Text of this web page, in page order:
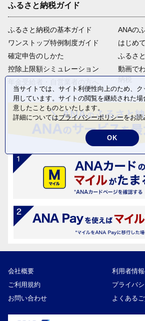
ふるさと納税ガイド
ふるさと納税の基本ガイド
ワンストップ特例制度ガイド
確定申告のしかた
控除上限額シミュレーション
ANAの
はじめ
ふるさ
動画で
会社概要
利用者情
ご利用規約
プライバ
お問い合わせ
よくある
当サイトでは、サイト利便性向上のため、
用しています。サイトの閲覧を継続された場
意したことものといたします。
詳細についてはプライバシーポリシーをお読
OK